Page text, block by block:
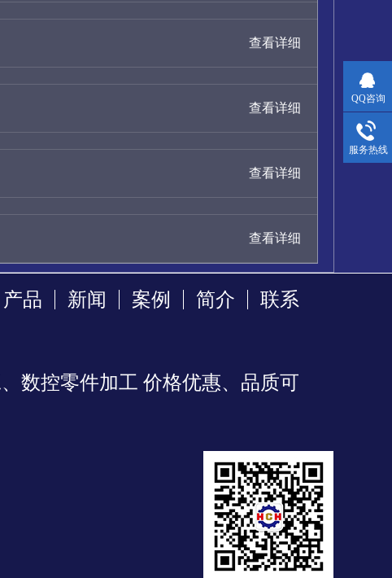
查看详细
查看详细
查看详细
查看详细
产品 新闻 案例 简介 联系
数控零件加工 价格优惠、品质可
QQ咨询
服务热线